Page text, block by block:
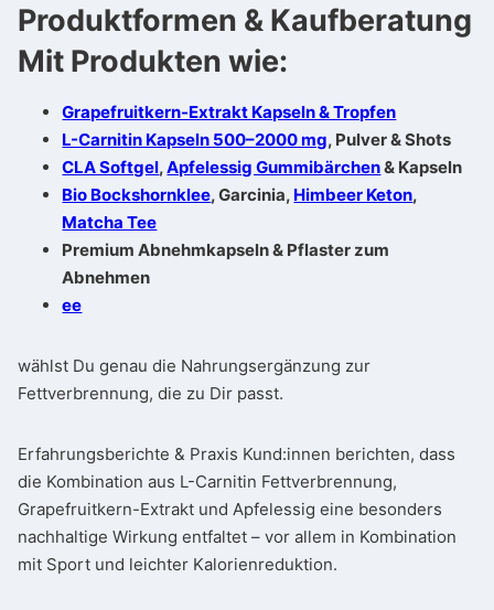
Produktformen & Kaufberatung
Mit Produkten wie:
Grapefruitkern-Extrakt Kapseln & Tropfen
L-Carnitin Kapseln 500–2000 mg, Pulver & Shots
CLA Softgel,Apfelessig Gummibärchen& Kapseln
Bio Bockshornklee, Garcinia, Himbeer Keton,
Matcha Tee
Premium Abnehmkapseln & Pflaster zum
Abnehmen
ee
wählst Du genau die Nahrungsergänzung zur
Fettverbrennung, die zu Dir passt.
Erfahrungsberichte & Praxis Kund:innen berichten, dass
die Kombination aus L-Carnitin Fettverbrennung,
Grapefruitkern-Extrakt und Apfelessig eine besonders
nachhaltige Wirkung entfaltet – vor allem in Kombination
mit Sport und leichter Kalorienreduktion.